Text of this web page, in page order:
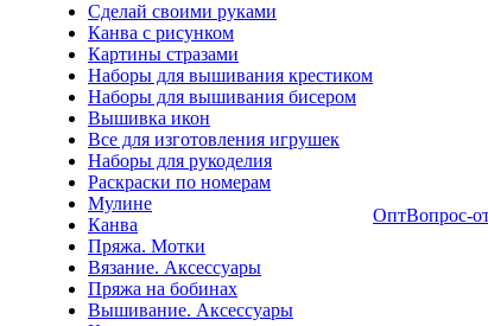
Сделай своими руками
Канва с рисунком
Картины стразами
Наборы для вышивания крестиком
Наборы для вышивания бисером
Вышивка икон
Все для изготовления игрушек
Наборы для рукоделия
Раскраски по номерам
Мулине
Канва
Пряжа. Мотки
Вязание. Аксессуары
Пряжа на бобинах
Вышивание. Аксессуары
ОптВопрос-